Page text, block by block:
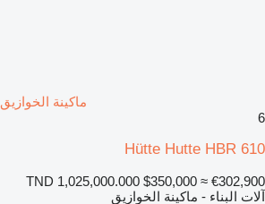
ماكينة الخوازيق Hütte Hutte HBR 610
6
Hütte Hutte HBR 610
TND 1,025,000.000 $350,000 ≈ €302,900
آلات البناء - ماكينة الخوازيق